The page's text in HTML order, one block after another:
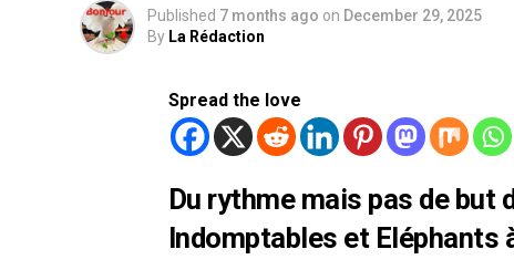
Published 7 months ago on December 29, 2025
By La Rédaction
Spread the love
Du rythme mais pas de but
Indomptables et Eléphants